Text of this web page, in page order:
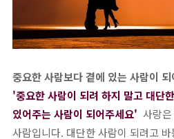
중요한 사람보다 곁에 있는 사람이
'중요한 사람이 되려 하지 말고 대단
있어주는 사람이 되어주세요' 사랑
사람입니다. 대단한 사람이 되려고